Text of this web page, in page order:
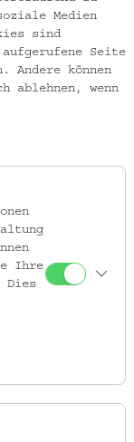
Medien
sind
Seite
Andere können
ablehnen, wenn
Ihre
Dies